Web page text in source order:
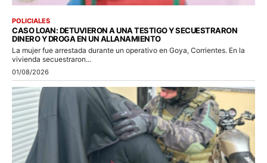
POLICIALES
CASO LOAN: DETUVIERON A UNA TESTIGO Y SECUESTRARON
DINERO Y DROGA EN UN ALLANAMIENTO
La mujer fue arrestada durante un operativo en Goya, Corrientes. En la
vivienda secuestraron...
01/08/2026